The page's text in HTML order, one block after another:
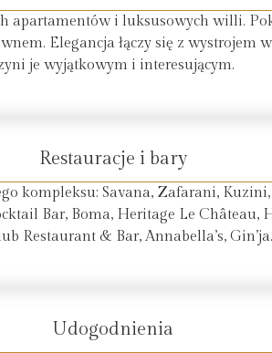
apartamentów i luksusowych willi.
Elegancja łączy się z wystrojem
je wyjątkowym i interesującym.
Restauracje i bary
kompleksu: Savana, Zafarani,
Bar, Boma, Heritage Le Château,
Restaurant & Bar, Annabella’s, Gin’ja.
Udogodnienia